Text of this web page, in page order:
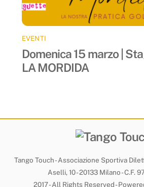
EVENTI
Domenica 15 marzo |
LA MORDIDA
Tango Touch - Associazione Sportiva
Aselli, 10 - 20133 Milano - C.F.
2017 - All Rights Reserved -